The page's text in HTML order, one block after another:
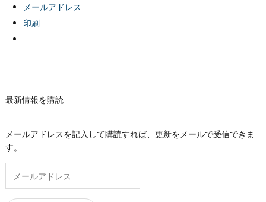
メールアドレス
印刷
最新情報を購読
メールアドレスを記入して購読すれば、更新をメールで受信できま
す。